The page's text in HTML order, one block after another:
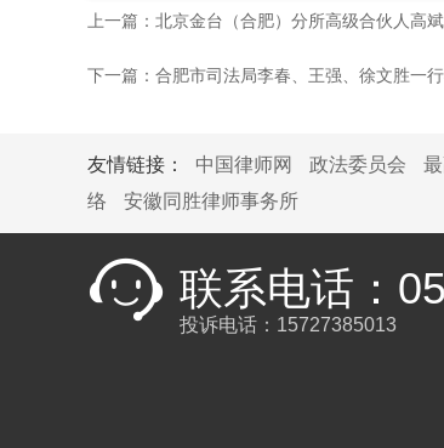
上一篇：北京金台（合肥）分所高级合伙人高
下一篇：合肥市司法局李春、王强、徐文胜一
友情链接： 中国律师网 政法委员会
络
安徽同胜律师事务所
联系电话：
投诉电话：15727385013